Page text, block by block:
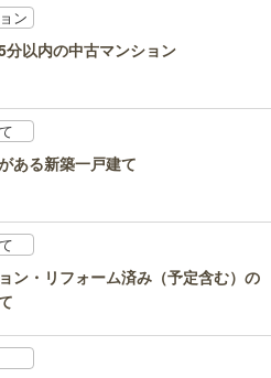
ン
分以内の中古マンション
ある新築一戸建て
ン・リフォーム済み（予定含む）の